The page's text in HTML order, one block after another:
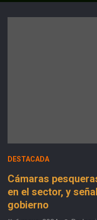
DESTACADA
Cámaras
en el sector, y
gobierno